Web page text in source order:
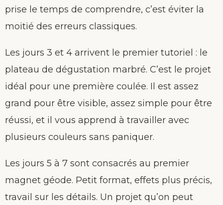
prise le temps de comprendre, c’est éviter la
moitié des erreurs classiques.
Les jours 3 et 4 arrivent le premier tutoriel : le
plateau de dégustation marbré. C’est le projet
idéal pour une première coulée. Il est assez
grand pour être visible, assez simple pour être
réussi, et il vous apprend à travailler avec
plusieurs couleurs sans paniquer.
Les jours 5 à 7 sont consacrés au premier
magnet géode. Petit format, effets plus précis,
travail sur les détails. Un projet qu’on peut